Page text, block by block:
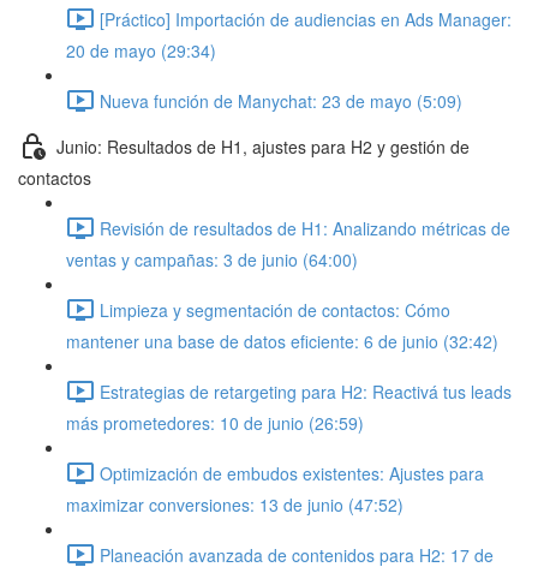
[Práctico] Importación de audiencias en Ads Manager:
20 de mayo (29:34)
Nueva función de Manychat: 23 de mayo (5:09)
Junio: Resultados de H1, ajustes para H2 y gestión de
contactos
Revisión de resultados de H1: Analizando métricas de
ventas y campañas: 3 de junio (64:00)
Limpieza y segmentación de contactos: Cómo
mantener una base de datos eficiente: 6 de junio (32:42)
Estrategias de retargeting para H2: Reactivá tus leads
más prometedores: 10 de junio (26:59)
Optimización de embudos existentes: Ajustes para
maximizar conversiones: 13 de junio (47:52)
Planeación avanzada de contenidos para H2: 17 de